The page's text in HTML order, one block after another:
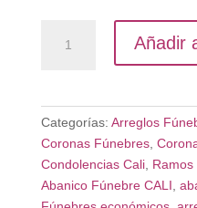
Fúnebres
Añadir
Categorías: Arreglos
Coronas Fúnebres,
Condolencias Cali,
Abanico Fúnebre CALI